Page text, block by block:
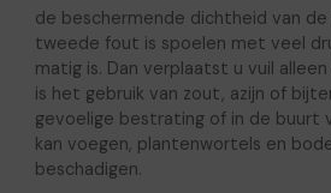
de beschermende dichtheid van de
tweede fout is spoelen met veel
matig is. Dan verplaatst u vuil
is het gebruik van zout, azijn of
gevoelige bestrating of in de buurt
kan voegen, plantenwortels en
beschadigen.